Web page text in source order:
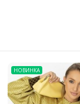
НОВИНКА